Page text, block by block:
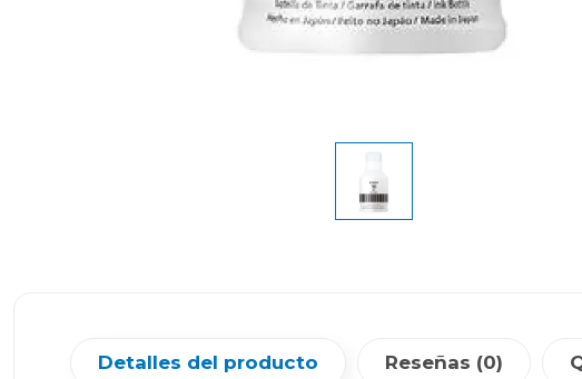
Detalles del producto Reseñas (0)